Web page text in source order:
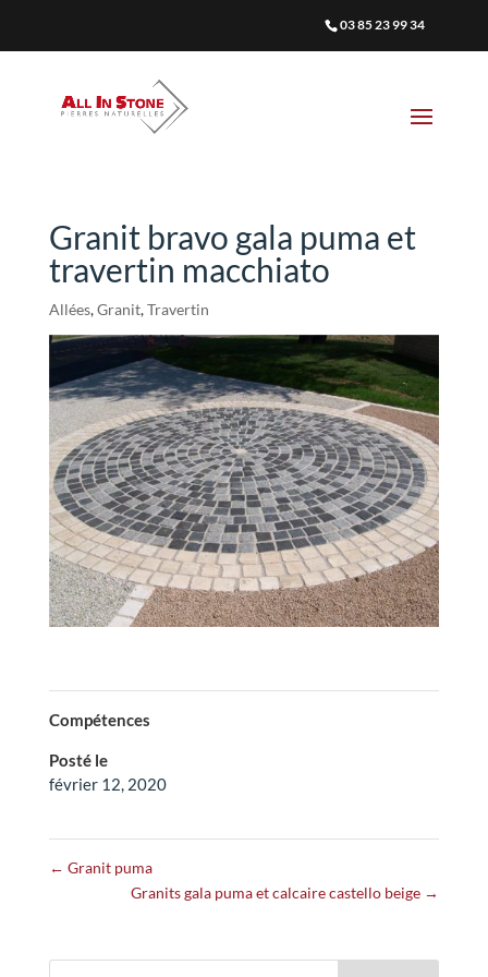
03 85 23 99 34
Granit bravo gala puma et
travertin macchiato
Allées,Granit,Travertin
Compétences
Posté le
février 12, 2020
← Granit puma
Granits gala puma et calcaire castello beige →